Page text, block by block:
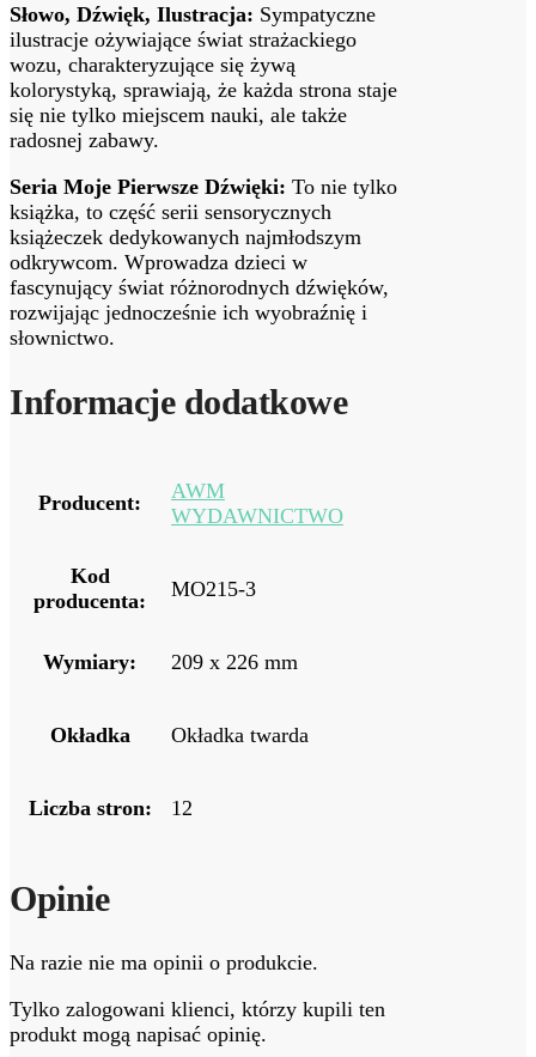
Słowo, Dźwięk, Ilustracja: Sympatyczne
ilustracje ożywiające świat strażackiego
wozu, charakteryzujące się żywą
kolorystyką, sprawiają, że każda strona staje
się nie tylko miejscem nauki, ale także
radosnej zabawy.
Seria Moje Pierwsze Dźwięki: To nie tylko
książka, to część serii sensorycznych
książeczek dedykowanych najmłodszym
odkrywcom. Wprowadza dzieci w
fascynujący świat różnorodnych dźwięków,
rozwijając jednocześnie ich wyobraźnię i
słownictwo.
Informacje dodatkowe
Producent:
AWM
WYDAWNICTWO
Kod
producenta:
MO215-3
Wymiary: 209 x 226 mm
Okładka Okładka twarda
Liczba stron: 12
Opinie
Na razie nie ma opinii o produkcie.
Tylko zalogowani klienci, którzy kupili ten
produkt mogą napisać opinię.